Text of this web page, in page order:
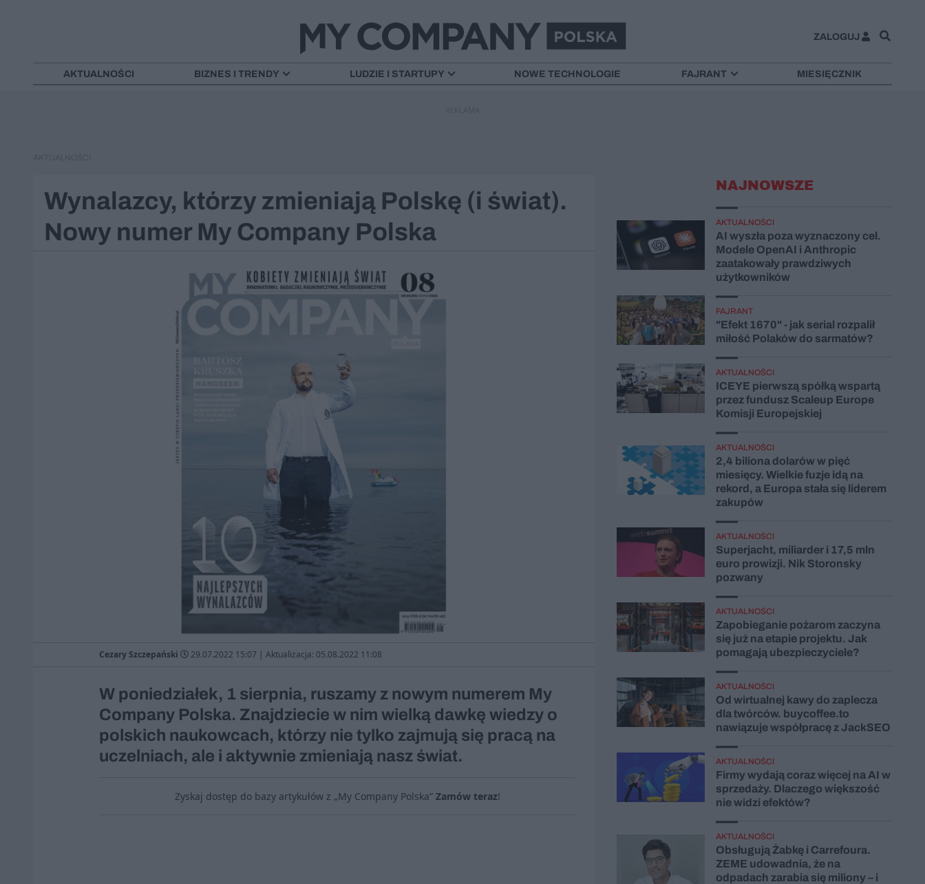
ZALOGUJ
AKTUALNOŚCI BIZNES I TRENDY LUDZIE I STARTUPY NOWE TECHNOLOGIE FAJRANT MIESIĘCZNIK
Wynalazcy, którzy zmieniają Polskę (i świat).
Nowy numer My Company Polska
Cezary Szczepański 29.07.2022 15:07 | Aktualizacja: 05.08.2022 11:08
W poniedziałek, 1 sierpnia, ruszamy z nowym numerem My
Company Polska. Znajdziecie w nim wielką dawkę wiedzy o
polskich naukowcach, którzy nie tylko zajmują się pracą na
uczelniach, ale i aktywnie zmieniają nasz świat.
Zyskaj dostęp do bazy artykułów z „My Company Polska” Zamów teraz!
NAJNOWSZE
AKTUALNOŚCI
AI wyszła poza wyznaczony cel.
Modele OpenAI i Anthropic
zaatakowały prawdziwych
użytkowników
FAJRANT
"Efekt 1670" - jak serial rozpalił
miłość Polaków do sarmatów?
AKTUALNOŚCI
ICEYE pierwszą spółką wspartą
przez fundusz Scaleup Europe
Komisji Europejskiej
AKTUALNOŚCI
2,4 biliona dolarów w pięć
miesięcy. Wielkie fuzje idą na
rekord, a Europa stała się liderem
zakupów
AKTUALNOŚCI
Superjacht, miliarder i 17,5 mln
euro prowizji. Nik Storonsky
pozwany
AKTUALNOŚCI
Zapobieganie pożarom zaczyna
się już na etapie projektu. Jak
pomagają ubezpieczyciele?
AKTUALNOŚCI
Od wirtualnej kawy do zaplecza
dla twórców. buycoffee.to
nawiązuje współpracę z JackSEO
AKTUALNOŚCI
Firmy wydają coraz więcej na AI w
sprzedaży. Dlaczego większość
nie widzi efektów?
AKTUALNOŚCI
Obsługują Żabkę i Carrefoura.
ZEME udowadnia, że na
odpadach zarabia się miliony – i